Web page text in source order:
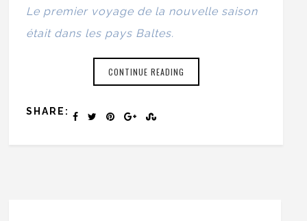
Le premier voyage de la nouvelle saison
était dans les pays Baltes.
CONTINUE READING
SHARE: